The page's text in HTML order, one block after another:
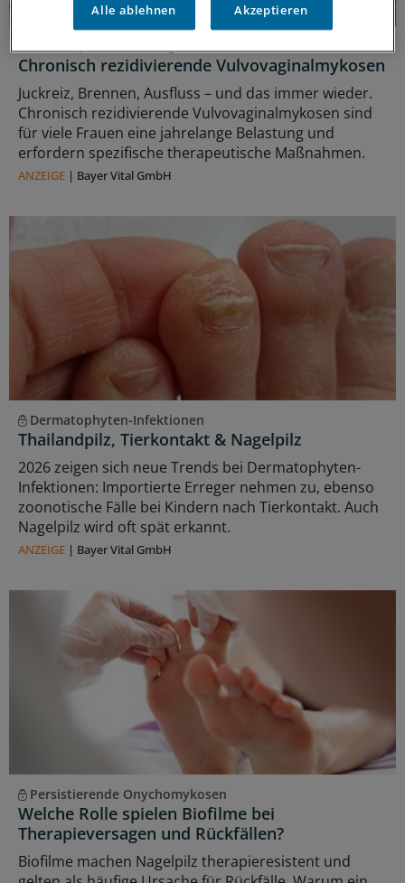
Chronisch rezidivierende Vulvovaginalmykosen
Juckreiz, Brennen, Ausfluss – und das immer wieder.
Chronisch rezidivierende Vulvovaginalmykosen sind
für viele Frauen eine jahrelange Belastung und
erfordern spezifische therapeutische Maßnahmen.
ANZEIGE | Bayer Vital GmbH
Dermatophyten-Infektionen
Thailandpilz, Tierkontakt & Nagelpilz
2026 zeigen sich neue Trends bei Dermatophyten-
Infektionen: Importierte Erreger nehmen zu, ebenso
zoonotische Fälle bei Kindern nach Tierkontakt. Auch
Nagelpilz wird oft spät erkannt.
ANZEIGE | Bayer Vital GmbH
Persistierende Onychomykosen
Welche Rolle spielen Biofilme bei
Therapieversagen und Rückfällen?
Biofilme machen Nagelpilz therapieresistent und
Alle ablehnen Akzeptieren